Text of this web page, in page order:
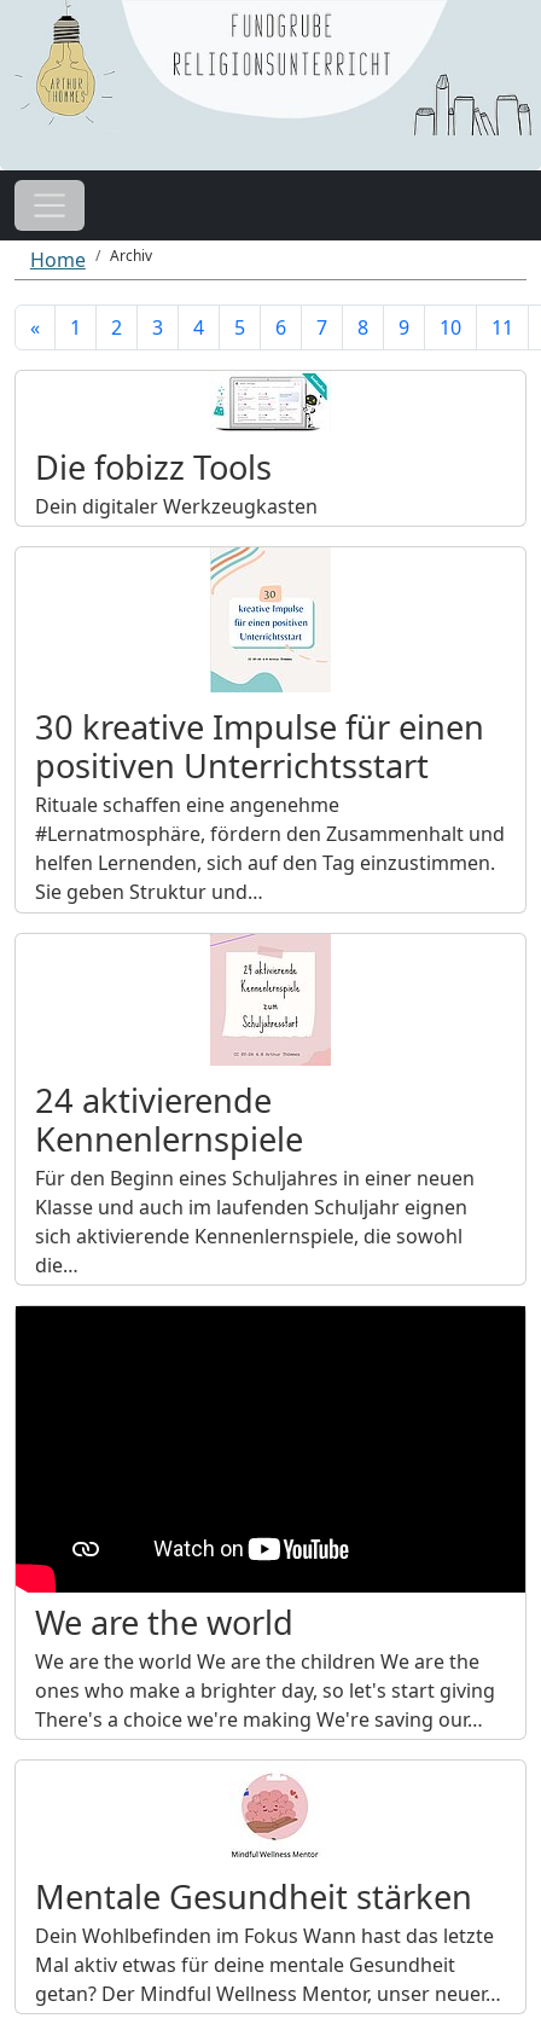
Home Archiv
« 1 2 3 4 5 6 7 8 9 10 11
Die fobizz Tools
Dein digitaler Werkzeugkasten
30 kreative Impulse für einen
positiven Unterrichtsstart
Rituale schaffen eine angenehme
#Lernatmosphäre, fördern den Zusammenhalt und
helfen Lernenden, sich auf den Tag einzustimmen.
Sie geben Struktur und…
24 aktivierende
Kennenlernspiele
Für den Beginn eines Schuljahres in einer neuen
Klasse und auch im laufenden Schuljahr eignen
sich aktivierende Kennenlernspiele, die sowohl
die…
We are the world
We are the world We are the children We are the
ones who make a brighter day, so let's start giving
There's a choice we're making We're saving our…
Mentale Gesundheit stärken
Dein Wohlbefinden im Fokus Wann hast das letzte
Mal aktiv etwas für deine mentale Gesundheit
getan? Der Mindful Wellness Mentor, unser neuer…